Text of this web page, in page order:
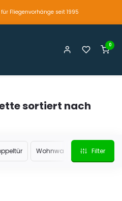
Fliegenvorhänge seit 1995
0
sortiert nach
Wohnwagen oderFilter